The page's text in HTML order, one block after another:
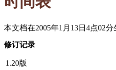
本文档在2005年1月13日4点02分
修订记录
1.20版